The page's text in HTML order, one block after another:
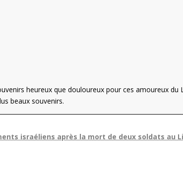
heureux que douloureux pour ces amoureux
beaux souvenirs.
israéliens après la mort de deux soldats au